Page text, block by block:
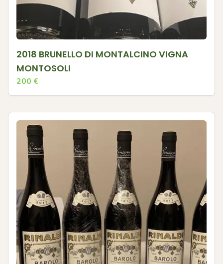
2018 BRUNELLO DI MONTALCINO VIGNA
MONTOSOLI
200 €